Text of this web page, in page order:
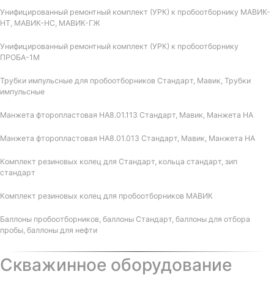
Унифицированный ремонтный комплект (УРК) к пробоотборнику МАВИК-
НТ, МАВИК-НС, МАВИК-ГЖ
Унифицированный ремонтный комплект (УРК) к пробоотборнику
ПРОБА-1М
Трубки импульсные для пробоотборников Стандарт, Мавик, Трубки
импульсные
Манжета фторопластовая НА8.01.113 Стандарт, Мавик, Манжета НА
Манжета фторопластовая НА8.01.013 Стандарт, Мавик, Манжета НА
Комплект резиновых колец для Стандарт, кольца стандарт, зип
стандарт
Комплект резиновых колец для пробоотборников МАВИК
Баллоны пробоотборников, баллоны Стандарт, баллоны для отбора
пробы, баллоны для нефти
Скважинное оборудование